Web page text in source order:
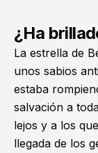
¿Ha
La estrella de
unos sabios
estaba
salvación a
lejos y a los
llegada de los